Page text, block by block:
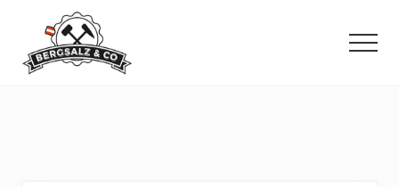
springen
Seitenspalte
springen
Fußzeile
springen